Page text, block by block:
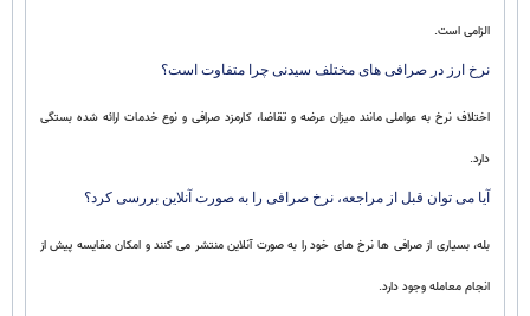
الزامی است.
نرخ ارز در صرافی های مختلف سیدنی چرا متفاوت است؟
اختلاف نرخ به عواملی مانند میزان عرضه و تقاضا، کارمزد صرافی و نوع خدمات ارائه شده بستگی
دارد.
آیا می توان قبل از مراجعه، نرخ صرافی را به صورت آنلاین بررسی کرد؟
بله، بسیاری از صرافی ها نرخ های خود را به صورت آنلاین منتشر می کنند و امکان مقایسه پیش از
انجام معامله وجود دارد.